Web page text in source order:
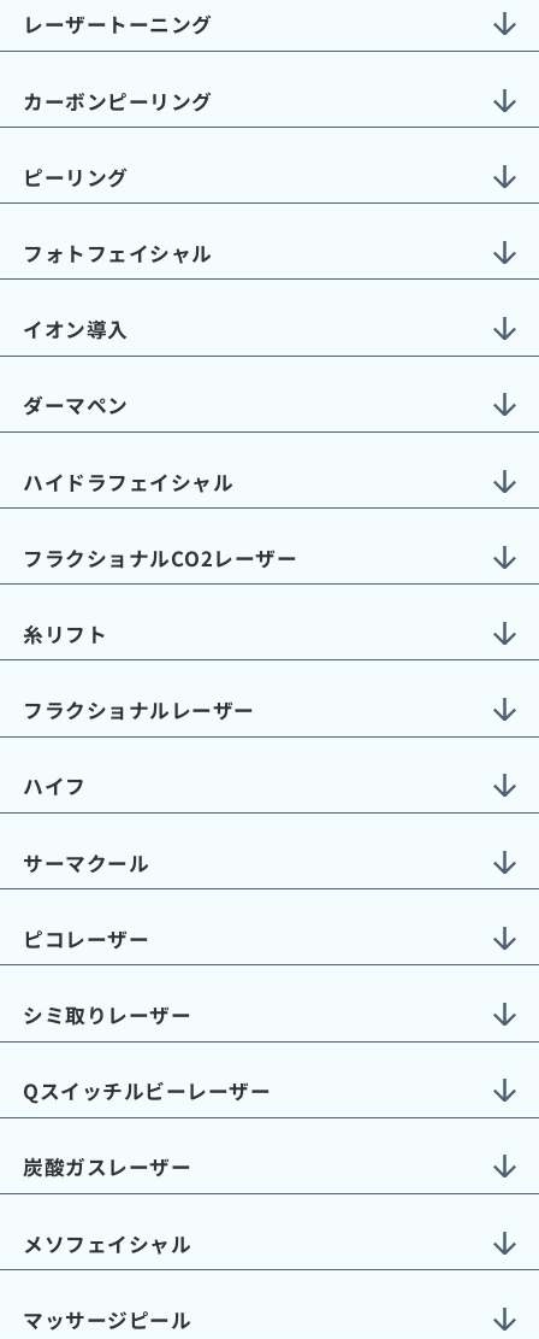
レーザートーニング
カーボンピーリング
ピーリング
フォトフェイシャル
イオン導入
ダーマペン
ハイドラフェイシャル
フラクショナルCO2レーザー
糸リフト
フラクショナルレーザー
ハイフ
サーマクール
ピコレーザー
シミ取りレーザー
Qスイッチルビーレーザー
炭酸ガスレーザー
メソフェイシャル
マッサージピール